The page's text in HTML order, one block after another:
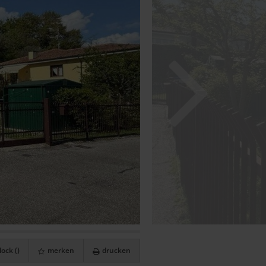
() merken drucken